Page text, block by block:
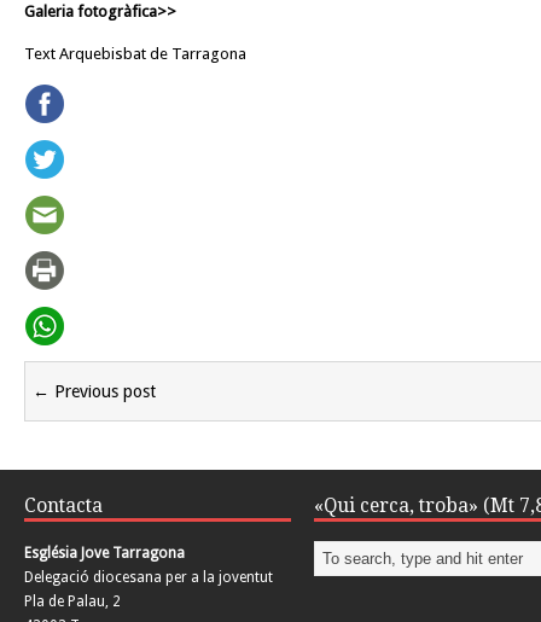
Galeria fotogràfica>>
Text Arquebisbat de Tarragona
← Previous post
Contacta
Església Jove Tarragona
Delegació diocesana per a la joventut
Pla de Palau, 2
«Qui cerca, troba» (Mt